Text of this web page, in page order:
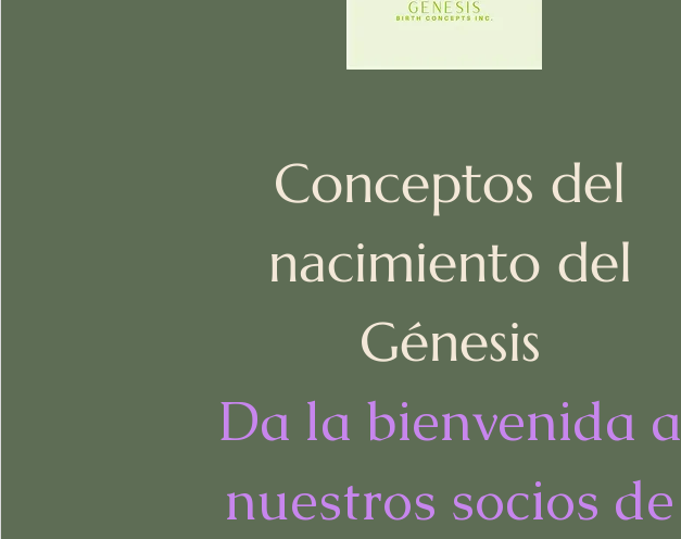
Conceptos del
nacimiento del
Génesis
Da la bienvenida a
nuestros socios de